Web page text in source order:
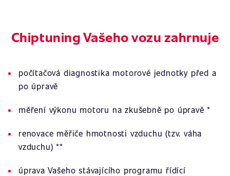
Chiptuning Vašeho vozu zahrnuje
počítačová diagnostika motorové jednotky před a
po úpravě
měření výkonu motoru na zkušebně po úpravě *
renovace měřiče hmotnosti vzduchu (tzv. váha
vzduchu) **
úprava Vašeho stávajícího programu řídící